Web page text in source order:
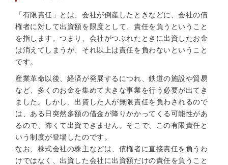
「有限責任」とは、会社が倒産したときなどに、会社の債
権者に対して出資額を限度として、責任を負うということ
を指します。つまり、会社がつぶれたときに出資したお金
は消えてしまうが、それ以上は責任を負わないということ
です。
産業革命以後、経済が発展するにつれ、鉄道の施設や貿易
など、多くのお金を集めて大きな事業を行う必要が出てき
ました。しかし、出資した人が無限責任を負わされるので
は、ある日突然多額の借金が降りかかってくる可能性があ
るので、怖くて出資できません。そこで、この有限責任と
いう制度が登場したのです。
なお、株式会社の株主などは、債権者に直接責任を負うわ
けではなく、出資した会社に出資額だけの責任を負うこと